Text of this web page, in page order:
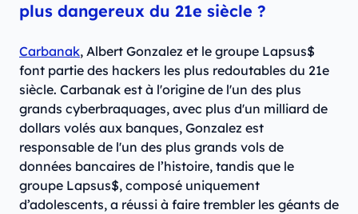
plus dangereux du 21e siècle ?
Carbanak, Albert Gonzalez et le groupe Lapsus$
font partie des hackers les plus redoutables du 21e
siècle. Carbanak est à l'origine de l'un des plus
grands cyberbraquages, avec plus d'un milliard de
dollars volés aux banques, Gonzalez est
responsable de l'un des plus grands vols de
données bancaires de l’histoire, tandis que le
groupe Lapsus$, composé uniquement
d’adolescents, a réussi à faire trembler les géants de